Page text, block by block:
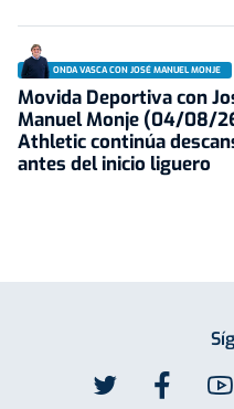
ONDA VASCA CON JOSÉ MANUEL MONJE
Movida Deportiva con
Manuel Monje (04/08/
Athletic continúa
antes del inicio liguero